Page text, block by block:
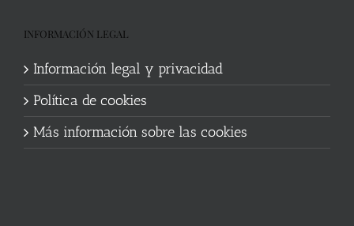
INFORMACIÓN LEGAL
Información legal y privacidad
Política de cookies
Más información sobre las cookies